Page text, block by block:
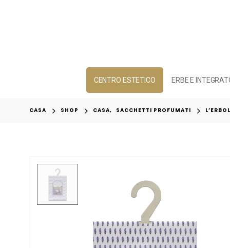
CENTRO ESTETICO ERBE E
CASA SHOP CASA, SACCHETTI PROFUMATI